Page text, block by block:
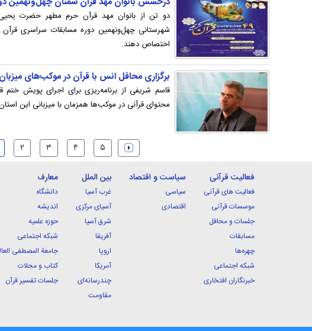
دو تن از بانوان مهد قرآن حرم مطهر حضرت
شهرستانی چهل‌‌ونهمین دوره مسابقات سراسری قرآن
اختصاص دهند.
برگزاری محافل انس با قرآن در موکب‌های
قاسم شریفی از برنامه‌ریزی برای اجرای پویش ختم
محتوای قرآنی در موکب‌ها همزمان با میزبانی این
۲ ۳ ۴ ۵
فعالیت قرآنی
فعالیت های قرآنی
موسسات قرآنی
جلسات و محافل
مسابقات
چهره‌ها
شبکه اجتماعی
خبرنگاران افتخاری
سیاست و اقتصاد
سیاسی
اقتصادی
بین الملل
غرب آسیا
آسیای مرکزی
شرق آسیا
آفریقا
اروپا
آمریکا
چندرسانه‌ای
مقاومت
معارف
دانشگاه
اندیشه
حوزه علمیه
شبکه اجتماعی
جامعة المصطفی
کتاب و مجلات
جلسات تفسیر قرآن